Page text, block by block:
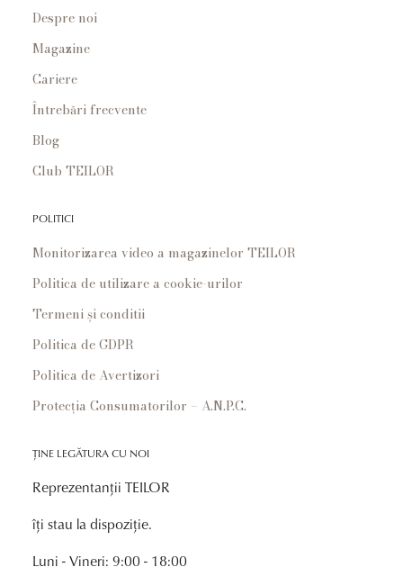
Despre noi
Magazine
Cariere
Întrebări frecvente
Blog
Club TEILOR
POLITICI
Monitorizarea video a magazinelor TEILOR
Politica de utilizare a cookie-urilor
Termeni și conditii
Politica de GDPR
Politica de Avertizori
Protecția Consumatorilor – A.N.P.C.
ȚINE LEGĂTURA CU NOI
Reprezentanții TEILOR
îți stau la dispoziție.
Luni - Vineri: 9:00 - 18:00